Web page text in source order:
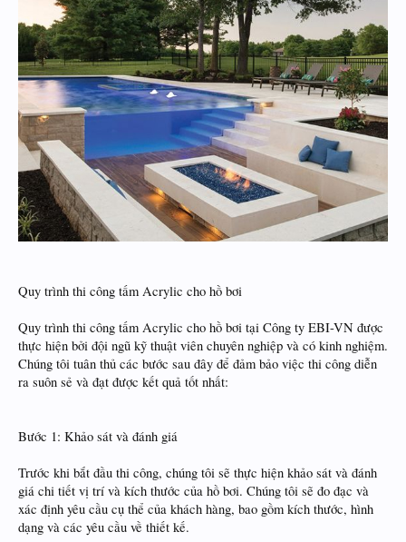
Quy trình thi công tấm Acrylic cho hồ bơi
Quy trình thi công tấm Acrylic cho hồ bơi tại Công ty EBI-VN được
thực hiện bởi đội ngũ kỹ thuật viên chuyên nghiệp và có kinh nghiệm.
Chúng tôi tuân thủ các bước sau đây để đảm bảo việc thi công diễn
ra suôn sẻ và đạt được kết quả tốt nhất:
Bước 1: Khảo sát và đánh giá
Trước khi bắt đầu thi công, chúng tôi sẽ thực hiện khảo sát và đánh
giá chi tiết vị trí và kích thước của hồ bơi. Chúng tôi sẽ đo đạc và
xác định yêu cầu cụ thể của khách hàng, bao gồm kích thước, hình
dạng và các yêu cầu về thiết kế.